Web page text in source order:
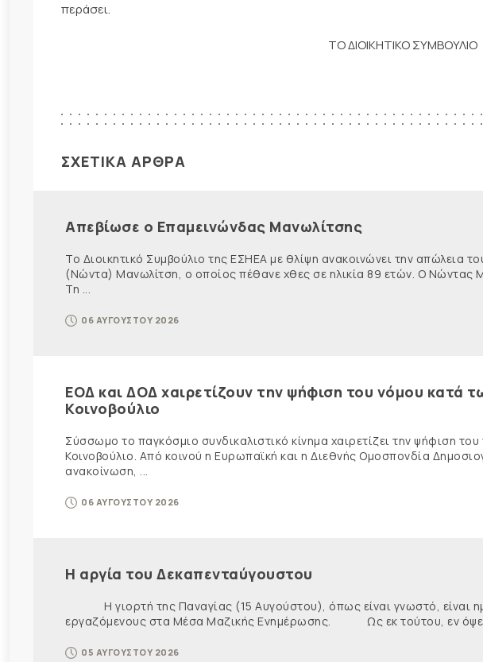
περάσει.
ΤΟ ΔΙΟΙΚΗΤΙΚΟ ΣΥΜΒΟΥΛΙΟ
ΣΧΕΤΙΚΑ ΑΡΘΡΑ
Απεβίωσε ο Επαμεινώνδας Μανωλίτσης
Το Διοικητικό Συμβούλιο της ΕΣΗΕΑ με θλίψη ανακοινώνει την απώλεια
(Νώντα) Μανωλίτση, ο οποίος πέθανε χθες σε ηλικία 89 ετών. Ο Νώντας
Τη ...
06 ΑΥΓΟΥΣΤΟΥ 2026
ΕΟΔ και ΔΟΔ χαιρετίζουν την ψήφιση του νόμου κατά
Κοινοβούλιο
Σύσσωμο το παγκόσμιο συνδικαλιστικό κίνημα χαιρετίζει την ψήφιση
Κοινοβούλιο. Από κοινού η Ευρωπαϊκή και η Διεθνής Ομοσπονδία
ανακοίνωση, ...
06 ΑΥΓΟΥΣΤΟΥ 2026
Η αργία του Δεκαπενταύγουστου
Η γιορτή της Παναγίας (15 Αυγούστου), όπως είναι γνωστό, είναι
εργαζόμενους στα Μέσα Μαζικής Ενημέρωσης. Ως εκ τούτου, εν όψει
05 ΑΥΓΟΥΣΤΟΥ 2026